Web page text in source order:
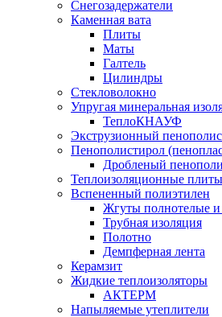
Снегозадержатели
Каменная вата
Плиты
Маты
Галтель
Цилиндры
Стекловолокно
Упругая минеральная
ТеплоКНАУФ
Экструзионный
Пенополистирол
Дробленый
Теплоизоляционные
Вспененный полиэтилен
Жгуты полнотелые и
Трубная изоляция
Полотно
Демпферная лента
Керамзит
Жидкие теплоизоляторы
АКТЕРМ
Напыляемые утеплители